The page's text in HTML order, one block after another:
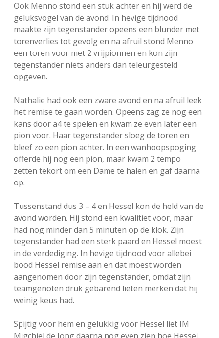
Ook Menno stond een stuk achter en hij werd de
geluksvogel van de avond. In hevige tijdnood
maakte zijn tegenstander opeens een blunder met
torenverlies tot gevolg en na afruil stond Menno
een toren voor met 2 vrijpionnen en kon zijn
tegenstander niets anders dan teleurgesteld
opgeven.
Nathalie had ook een zware avond en na afruil leek
het remise te gaan worden. Opeens zag ze nog een
kans door a4 te spelen en kwam ze even later een
pion voor. Haar tegenstander sloeg de toren en
bleef zo een pion achter. In een wanhoopspoging
offerde hij nog een pion, maar kwam 2 tempo
zetten tekort om een Dame te halen en gaf daarna
op.
Tussenstand dus 3 – 4 en Hessel kon de held van de
avond worden. Hij stond een kwalitiet voor, maar
had nog minder dan 5 minuten op de klok. Zijn
tegenstander had een sterk paard en Hessel moest
in de verdediging. In hevige tijdnood voor allebei
bood Hessel remise aan en dat moest worden
aangenomen door zijn tegenstander, omdat zijn
teamgenoten druk gebarend lieten merken dat hij
weinig keus had.
Spijtig voor hem en gelukkig voor Hessel liet IM
Migchiel de Jong daarna nog even zien hoe Hessel